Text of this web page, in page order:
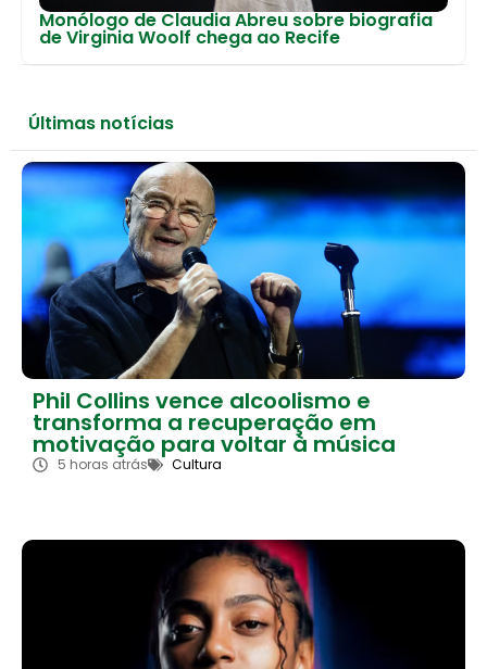
Monólogo de Claudia Abreu sobre biografia
de Virginia Woolf chega ao Recife
Últimas notícias
Phil Collins vence alcoolismo e
transforma a recuperação em
motivação para voltar à música
5 horas atrás Cultura